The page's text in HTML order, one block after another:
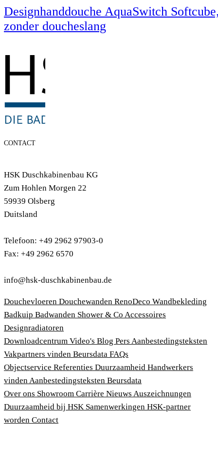
Designhanddouche AquaSwitch
zonder doucheslang
CONTACT
HSK Duschkabinenbau KG
Zum Hohlen Morgen 22
59939 Olsberg
Duitsland
Telefoon: +49 2962 97903-0
Fax: +49 2962 6570
info@hsk-duschkabinenbau.de
Douchevloeren Douchewanden RenoDeco Wandbekleding
Badkuip Badwanden Shower & Co Accessoires
Designradiatoren
Downloadcentrum Video's Blog Pers Aanbestedingsteksten
Vakpartners vinden Beursdata FAQs
Objectservice Referenties Duurzaamheid Handwerkers
vinden Aanbestedingsteksten Beursdata
Over ons Showroom Carrière Nieuws Auszeichnungen
Duurzaamheid bij HSK Samenwerkingen HSK-partner
worden Contact